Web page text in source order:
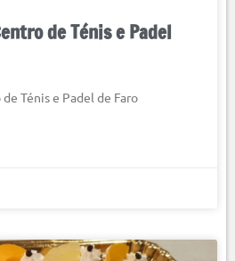
de Ténis e Padel
Ténis e Padel de Faro